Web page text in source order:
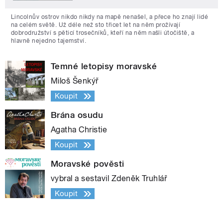
Lincolnův ostrov nikdo nikdy na mapě nenašel, a přece ho znají lidé
na celém světě. Už déle než sto třicet let na něm prožívají
dobrodružství s pěticí trosečníků, kteří na něm našli útočiště, a
hlavně nejedno tajemství.
Temné letopisy moravské
Miloš Šenkýř
Koupit
Brána osudu
Agatha Christie
Koupit
Moravské pověsti
vybral a sestavil Zdeněk Truhlář
Koupit